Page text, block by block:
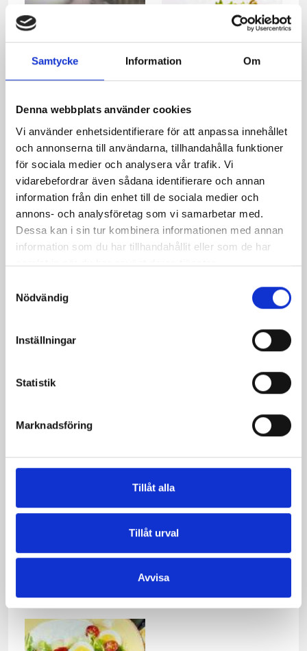
Samtycke Information Om
Denna webbplats använder cookies
Vi använder enhetsidentifierare för att anpassa innehållet
och annonserna till användarna, tillhandahålla funktioner
för sociala medier och analysera vår trafik. Vi
vidarebefordrar även sådana identifierare och annan
information från din enhet till de sociala medier och
annons- och analysföretag som vi samarbetar med.
Dessa kan i sin tur kombinera informationen med annan
information som du har tillhandahållit eller som de har
samlat in när du har använt deras tjänster.
Nödvändig
Inställningar
Statistik
Marknadsföring
Tillåt alla
Tillåt urval
Avvisa
Oxfilé med blue
cheese, potatistårta och
grapefruktsallad
Krämig rotfruktssallad
Snabblagad efterrätt
Rika små riddare med
Honungsglass med tutti-
Matig bönsallad